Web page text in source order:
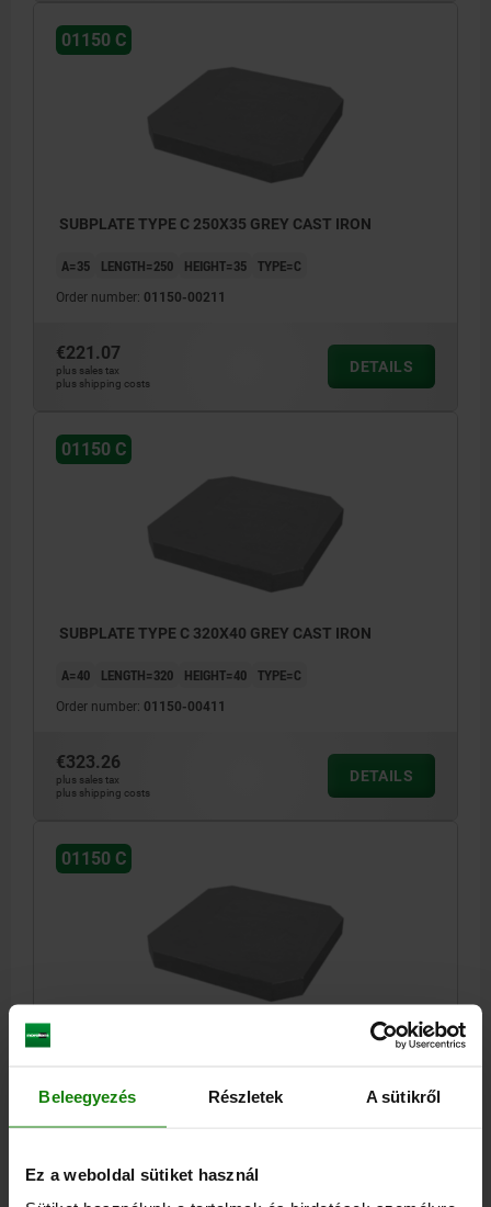
Beleegyezés Részletek A sütikről
Ez a weboldal sütiket használ
01150 C
SUBPLATE TYPE C 250X35 GREY CAST IRON
A=35 LENGTH=250 HEIGHT=35 TYPE=C
Order number: 01150-00211
€221.07
plus sales tax
plus shipping costs
DETAILS
01150 C
SUBPLATE TYPE C 320X40 GREY CAST IRON
A=40 LENGTH=320 HEIGHT=40 TYPE=C
Order number: 01150-00411
€323.26
plus sales tax
plus shipping costs
DETAILS
01150 C
€696.74
plus shipping costs